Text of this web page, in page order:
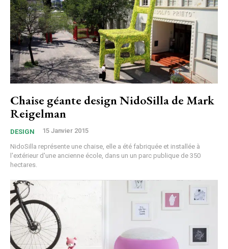
Chaise géante design NidoSilla de Mark
Reigelman
DESIGN 15 Janvier 2015
NidoSilla représente une chaise, elle a été fabriquée et installée à
l'extérieur d'une ancienne école, dans un un parc publique de 350
hectares.